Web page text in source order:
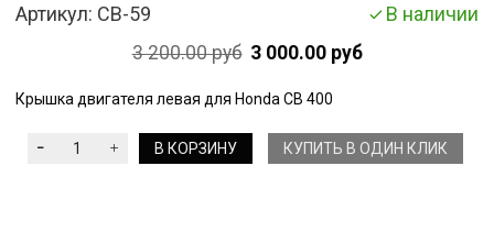
Артикул: CB-59 В наличии
3 200.00 руб 3 000.00 руб
Крышка двигателя левая для Honda CB 400
В КОРЗИНУ КУПИТЬ В ОДИН КЛИК